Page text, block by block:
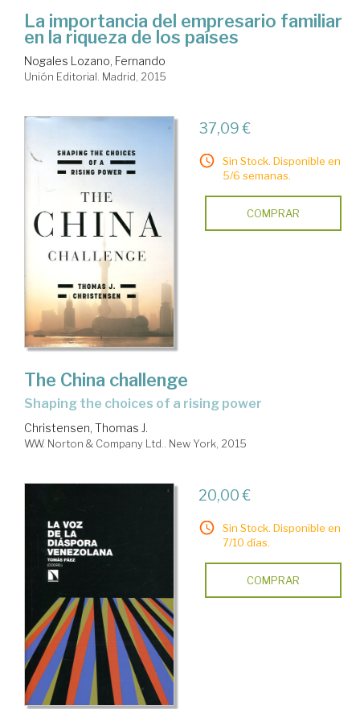
La importancia del empresario familiar
en la riqueza de los países
Nogales Lozano, Fernando
Unión Editorial. Madrid, 2015
37,09 €
Sin Stock. Disponible en
5/6 semanas.
COMPRAR
The China challenge
shaping the choices of a rising power
Christensen, Thomas J.
W.W. Norton & Company Ltd.. New York, 2015
20,00 €
Sin Stock. Disponible en
7/10 días.
COMPRAR